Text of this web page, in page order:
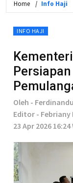
Home Info Haji
INFO HAJI
Oleh -
Editor - Febriany
23 Apr 2026 16:24